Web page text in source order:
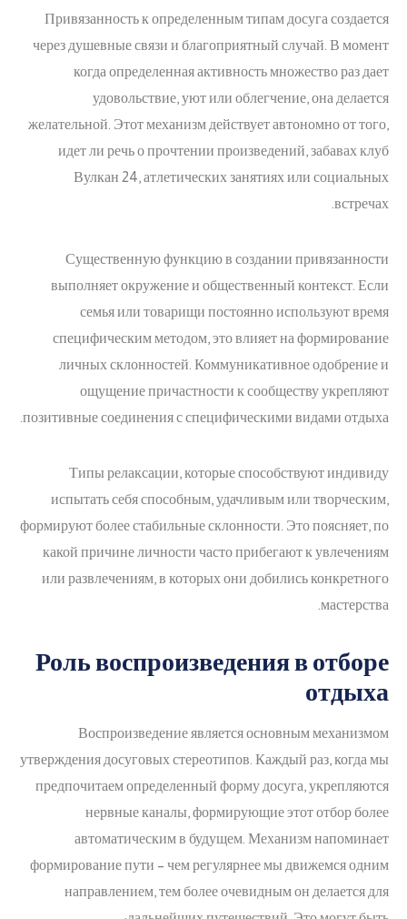
Привязанность к определенным типам досуга создается
через душевные связи и благоприятный случай. В момент
когда определенная активность множество раз дает
удовольствие, уют или облегчение, она делается
желательной. Этот механизм действует автономно от того,
идет ли речь о прочтении произведений, забавах клуб
Вулкан 24, атлетических занятиях или социальных
встречах.
Существенную функцию в создании привязанности
выполняет окружение и общественный контекст. Если
семья или товарищи постоянно используют время
специфическим методом, это влияет на формирование
личных склонностей. Коммуникативное одобрение и
ощущение причастности к сообществу укрепляют
позитивные соединения с специфическими видами отдыха.
Типы релаксации, которые способствуют индивиду
испытать себя способным, удачливым или творческим,
формируют более стабильные склонности. Это поясняет, по
какой причине личности часто прибегают к увлечениям
или развлечениям, в которых они добились конкретного
мастерства.
Роль воспроизведения в отборе
отдыха
Воспроизведение является основным механизмом
утверждения досуговых стереотипов. Каждый раз, когда мы
предпочитаем определенный форму досуга, укрепляются
нервные каналы, формирующие этот отбор более
автоматическим в будущем. Механизм напоминает
формирование пути – чем регулярнее мы движемся одним
направлением, тем более очевидным он делается для